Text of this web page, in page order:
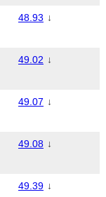
48.93 ↓
49.02 ↓
49.07 ↓
49.08 ↓
49.39 ↓